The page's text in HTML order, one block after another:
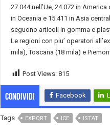
27.044 nell’Ue, 24.072 in
in Oceania e 15.411 in Asia
seguono articoli in gomma e
Le regioni con piu’ operatori
mila), Toscana (18 mila) e
Post Views: 815
Condividi Facebook
Tags EXPORT ICE ISTAT